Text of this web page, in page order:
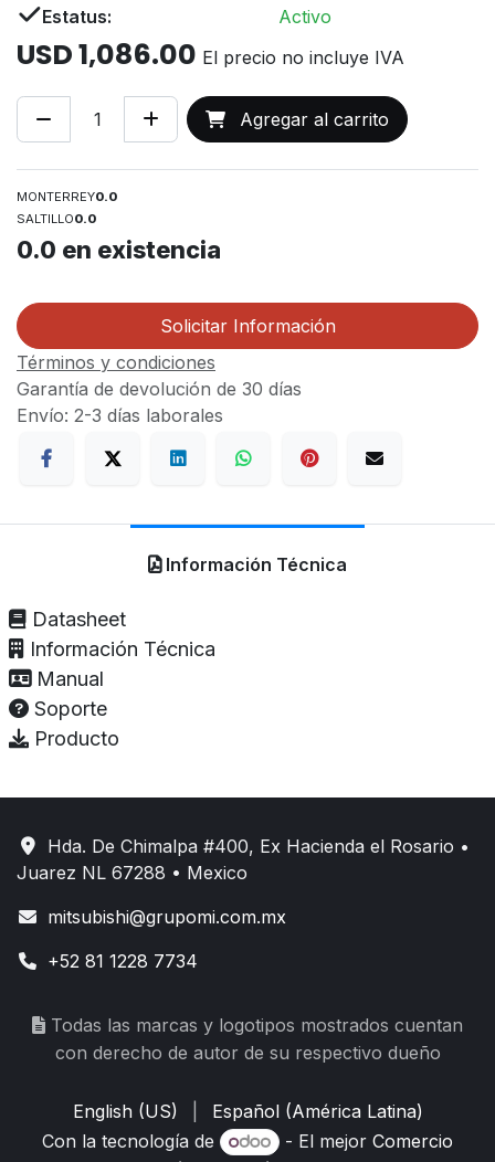
Estatus:
Activo
USD1,086.00 El precio no incluye IVA
Agregar al carrito
MONTERREY0.0
SALTILLO0.0
0.0 en existencia
Solicitar Información
Términos y condiciones
Garantía de devolución de 30 días
Envío: 2-3 días laborales
Información Técnica
Datasheet
Información Técnica
Manual
Soporte
Producto
Hda. De Chimalpa #400, Ex Hacienda el Rosario •
Juarez NL 67288 • Mexico
mitsubishi@grupomi.com.mx
+52 81 1228 7734
Todas las marcas y logotipos mostrados cuentan
con derecho de autor de su respectivo dueño
English (US)
Español (América Latina)
Con la tecnología de
- El mejorComercio